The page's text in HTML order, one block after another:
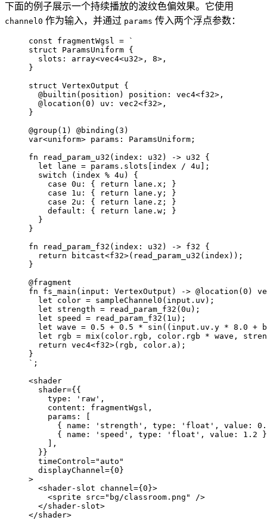
下面的例子展示一个持续播放的波纹色偏效果。它使用
channel0 作为输入，并通过 params 传入两个浮点参数：
const fragmentWgsl =
`
struct ParamsUniform {
slots: array<vec4<u32>, 8>,
}
struct VertexOutput {
@builtin(position) position: vec4<f32>,
@location(0) uv: vec2<f32>,
}
@group(1) @binding(3)
var<uniform> params: ParamsUniform;
fn read_param_u32(index: u32) -> u32 {
let lane = params.slots[index / 4u];
switch (index % 4u) {
case 0u: { return lane.x; }
case 1u: { return lane.y; }
case 2u: { return lane.z; }
default: { return lane.w; }
}
}
fn read_param_f32(index: u32) -> f32 {
return bitcast<f32>(read_param_u32(index));
}
@fragment
fn fs_main(input: VertexOutput) -> @location(0)
let color = sampleChannel0(input.uv);
let strength = read_param_f32(0u);
let speed = read_param_f32(1u);
let wave = 0.5 + 0.5 * sin((input.uv.y * 8.0 +
let rgb = mix(color.rgb, color.rgb * wave,
return vec4<f32>(rgb, color.a);
}
` ;
<shader
shader={ {
type:
' raw ' ,
content: fragmentWgsl ,
params:
{ name:
' strength ' , type: ' float ' , value:
{ name:
' speed ' , type: ' float ' , value: 1.2
,
} }
timeControl =" auto "
displayChannel ={ 0 }
>
<shader-slot channel ={ 0 }>
<sprite src=" bg/classroom.png "
/>
</shader-slot>
</shader>